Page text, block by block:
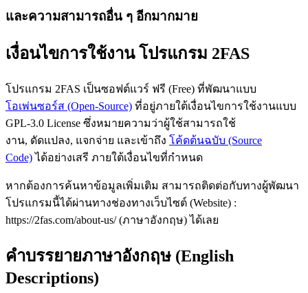
และความสามารถอื่น ๆ อีกมากมาย
เงื่อนไขการใช้งาน โปรแกรม 2FAS
โปรแกรม 2FAS เป็นซอฟต์แวร์ ฟรี (Free) ที่พัฒนาแบบ
โอเพ่นซอร์ส (Open-Source) ที่อยู่ภายใต้เงื่อนไขการใช้งานแบบ
GPL-3.0 License ซึ่งหมายความว่าผู้ใช้สามารถใช้
งาน, ดัดแปลง, แจกจ่าย และเข้าถึง โค้ดต้นฉบับ (Source
Code)ได้อย่างเสรี ภายใต้เงื่อนไขที่กำหนด
หากต้องการค้นหาข้อมูลเพิ่มเติม สามารถติดต่อกับทางผู้พัฒนา
โปรแกรมนี้ได้ผ่านทางช่องทางเว็บไซต์ (Website) :
https://2fas.com/about-us/ (ภาษาอังกฤษ) ได้เลย
คำบรรยายภาษาอังกฤษ (English
Descriptions)